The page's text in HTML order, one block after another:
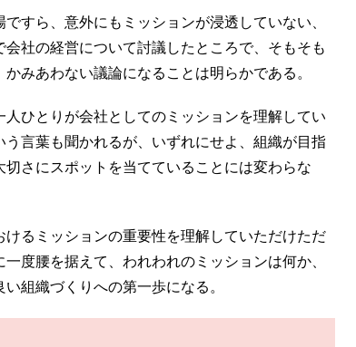
すら、意外にもミッションが浸透していない、
社の経営について討議したところで、そもそも
みあわない議論になることは明らかである。
ひとりが会社としてのミッションを理解してい
言葉も聞かれるが、いずれにせよ、組織が目指
さにスポットを当てていることには変わらな
るミッションの重要性を理解していただけただ
度腰を据えて、われわれのミッションは何か、
組織づくりへの第一歩になる。